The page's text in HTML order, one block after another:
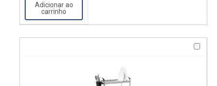
Adicionar ao
carrinho